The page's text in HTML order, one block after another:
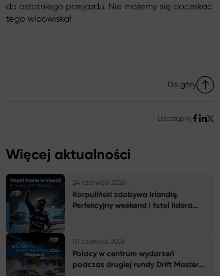
do ostatniego przejazdu. Nie możemy się doczekać
tego widowiska!
Do góry
Udostępnij
Więcej aktualności
24 czerwca 2026
Korpuliński zdobywa Irlandię.
Perfekcyjny weekend i fotel lidera
01 czerwca 2026
Polacy w centrum wydarzeń
podczas drugiej rundy Drift Masters